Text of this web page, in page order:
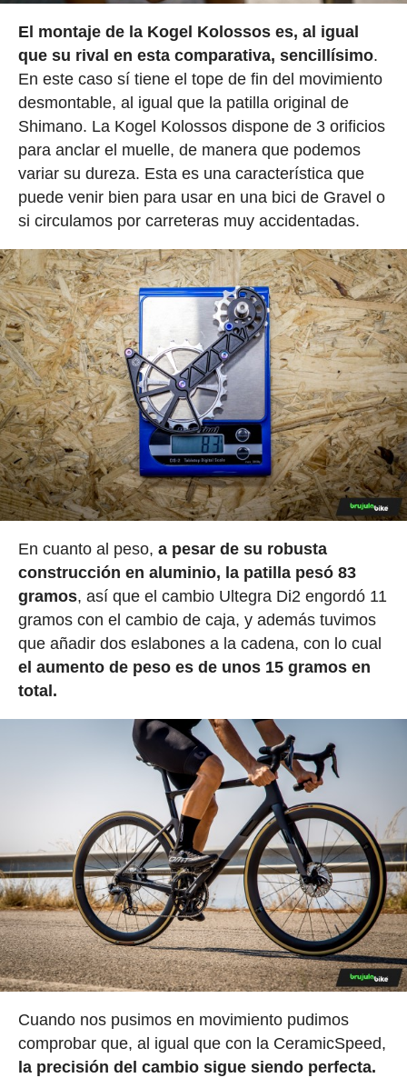
El montaje de la Kogel Kolossos es, al igual
que su rival en esta comparativa, sencillísimo.
En este caso sí tiene el tope de fin del movimiento
desmontable, al igual que la patilla original de
Shimano. La Kogel Kolossos dispone de 3 orificios
para anclar el muelle, de manera que podemos
variar su dureza. Esta es una característica que
puede venir bien para usar en una bici de Gravel o
si circulamos por carreteras muy accidentadas.
En cuanto al peso, a pesar de su robusta
construcción en aluminio, la patilla pesó 83
gramos, así que el cambio Ultegra Di2 engordó 11
gramos con el cambio de caja, y además tuvimos
que añadir dos eslabones a la cadena, con lo cual
el aumento de peso es de unos 15 gramos en
total.
Cuando nos pusimos en movimiento pudimos
comprobar que, al igual que con la CeramicSpeed,
la precisión del cambio sigue siendo perfecta.